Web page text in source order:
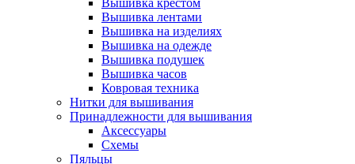
Вышивка крестом
Вышивка лентами
Вышивка на изделиях
Вышивка на одежде
Вышивка подушек
Вышивка часов
Ковровая техника
Нитки для вышивания
Принадлежности для вышивания
Аксессуары
Схемы
Пяльцы